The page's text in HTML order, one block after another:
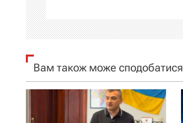
ц
і
я
а
п
Вам також може сподобатися